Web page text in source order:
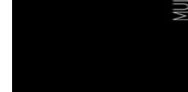
поставки застрахованы